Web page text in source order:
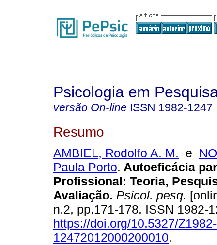
Psicologia em
versão On-line ISSN 1982-1247
Resumo
AMBIEL, Rodolfo A. M. e
Paula Porto. Autoeficácia
Profissional: Teoria,
Avaliação. Psicol. pesq.
n.2, pp.171-178. ISSN 1982-
https://doi.org/10.5327/Z1982-
12472012000200010.